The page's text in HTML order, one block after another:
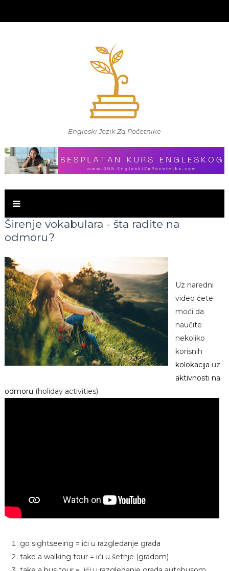
Engleski Jezik Za Početnike
Širenje vokabulara - šta radite na
odmoru?
Uz naredni
video ćete
moći da
naučite
nekoliko
korisnih
kolokacija uz
aktivnosti na
odmoru (holiday activities)
go sightseeing = ići u razgledanje grada
take a walking tour = ići u šetnje (gradom)